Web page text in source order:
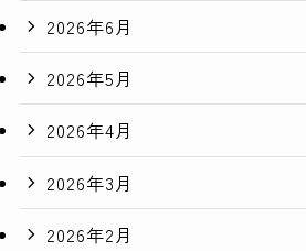
2026年6月
2026年5月
2026年4月
2026年3月
2026年2月